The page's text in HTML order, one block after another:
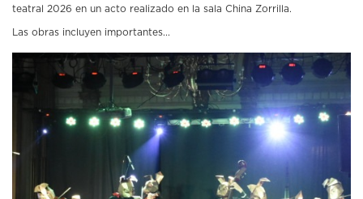
teatral 2026 en un acto realizado en la sala China Zorrilla.
Las obras incluyen importantes...